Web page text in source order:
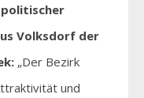
Volksdorf der
„Der Bezirk
und